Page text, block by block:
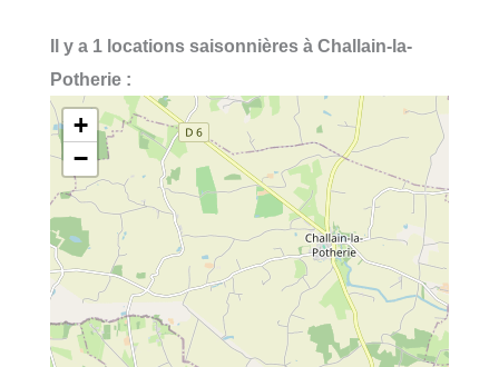
Il y a 1 locations saisonnières à Challain-la-
Potherie :
+
−